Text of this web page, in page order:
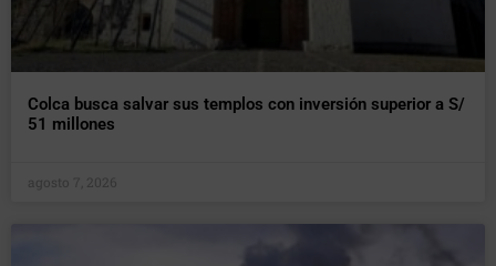
Colca busca salvar sus templos con inversión superior a S/
51 millones
agosto 7, 2026